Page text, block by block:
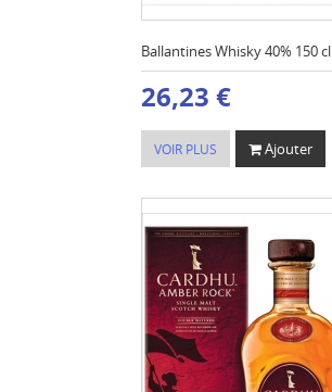
Ballantines Whisky 40% 150 cl
26,23 €
VOIR PLUS Ajouter